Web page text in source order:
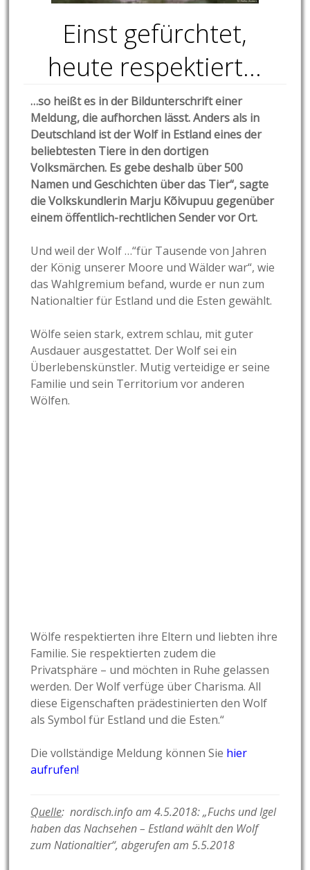
Einst gefürchtet,
heute respektiert…
…so heißt es in der Bildunterschrift einer
Meldung, die aufhorchen lässt. Anders als in
Deutschland ist der Wolf in Estland eines der
beliebtesten Tiere in den dortigen
Volksmärchen. Es gebe deshalb über 500
Namen und Geschichten über das Tier“, sagte
die Volkskundlerin Marju Kõivupuu gegenüber
einem öffentlich-rechtlichen Sender vor Ort.
Und weil der Wolf …“für Tausende von Jahren
der König unserer Moore und Wälder war“, wie
das Wahlgremium befand, wurde er nun zum
Nationaltier für Estland und die Esten gewählt.
Wölfe seien stark, extrem schlau, mit guter
Ausdauer ausgestattet. Der Wolf sei ein
Überlebenskünstler. Mutig verteidige er seine
Familie und sein Territorium vor anderen
Wölfen.
Wölfe respektierten ihre Eltern und liebten ihre
Familie. Sie respektierten zudem die
Privatsphäre – und möchten in Ruhe gelassen
werden. Der Wolf verfüge über Charisma. All
diese Eigenschaften prädestinierten den Wolf
als Symbol für Estland und die Esten.“
Die vollständige Meldung können Sie hier
aufrufen!
Quelle: nordisch.info am 4.5.2018: „Fuchs und Igel
haben das Nachsehen – Estland wählt den Wolf
zum Nationaltier“, abgerufen am 5.5.2018